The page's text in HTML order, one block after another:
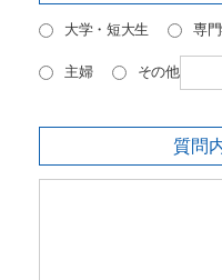
大学・短大生 専
主婦 その他
質問